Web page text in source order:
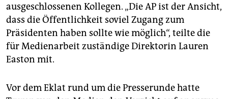
ausgeschlossenen Kollegen. „Die AP ist der Ansicht,
dass die Öffentlichkeit soviel Zugang zum
Präsidenten haben sollte wie möglich“, teilte die
für Medienarbeit zuständige Direktorin Lauren
Easton mit.
Vor dem Eklat rund um die Presserunde hatte